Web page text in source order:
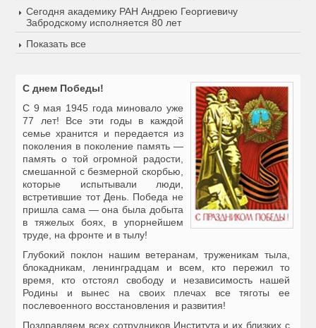
Сегодня академику РАН Андрею Георгиевичу
Забродскому исполняется 80 лет
Показать все
С днем Победы!
С 9 мая 1945 года миновало уже
77 лет! Все эти годы в каждой
семье хранится и передается из
поколения в поколение память —
память о той огромной радости,
смешанной с безмерной скорбью,
которые испытывали люди,
встретившие тот День. Победа не
пришла сама — она была добыта
в тяжелых боях, в упорнейшем
труде, на фронте и в тылу!
Глубокий поклон нашим ветеранам, труженикам тыла,
блокадникам, ленинградцам и всем, кто пережил то
время, кто отстоял свободу и независимость нашей
Родины и вынес на своих плечах все тяготы ее
послевоенного восстановления и развития!
Поздравляем всех сотрудников Института и их близких с